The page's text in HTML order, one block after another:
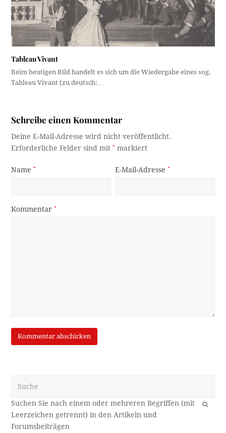
Tableau Vivant
Beim heutigen Bild handelt es sich um die Wiedergabe eines sog.
Tableau Vivant (zu deutsch:…
Schreibe einen Kommentar
Deine E-Mail-Adresse wird nicht veröffentlicht.
Erforderliche Felder sind mit* markiert
Name* E-Mail-Adresse*
Kommentar*
OK